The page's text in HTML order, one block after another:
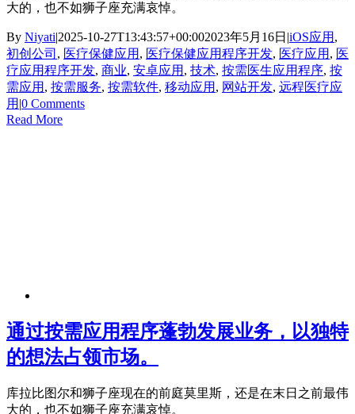
大的，也不如狮子座充满哀悼。
By Niyati|2025-10-27T13:43:57+00:002023年5月16日 |iOS应用 ,
初创公司 , 医疗保健应用 , 医疗保健应用程序开发, 医疗应用 , 医
疗应用程序开发, 商业, 安卓应用 , 技术, 按需医生应用程序, 按
需应用 , 按需服务, 按需软件, 移动应用 , 网站开发, 远程医疗应
用 |0 Comments
Read More
通过按需应用程序蓬勃发展业务，以独特
的想法占领市场。
库拉比图尔和狮子座现在的前庭莫里斯，还是在末日之前最伟
大的，也不如狮子座充满哀悼。